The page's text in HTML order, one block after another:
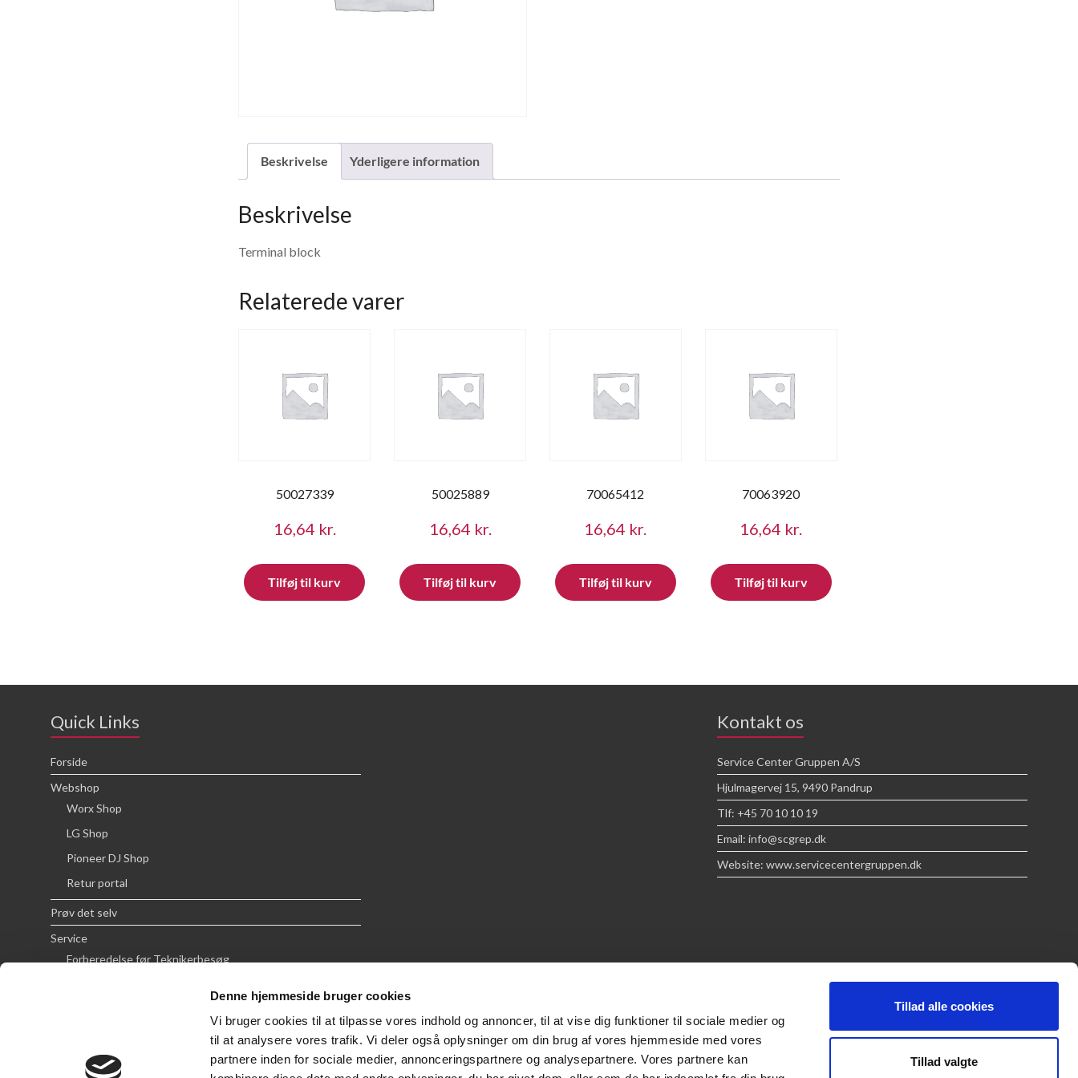
Denne hjemmeside bruger cookies
Vi bruger cookies til at tilpasse vores indhold og annoncer, til at vise dig funktioner til sociale medier og
til at analysere vores trafik. Vi deler også oplysninger om din brug af vores hjemmeside med vores
partnere inden for sociale medier, annonceringspartnere og analysepartnere. Vores partnere kan
Tillad alle cookies
Tillad valgte
Beskrivelse Yderligere information
Beskrivelse
Terminal block
Relaterede varer
50027339
16,64 kr.
Tilføj til kurv
50025889
16,64 kr.
Tilføj til kurv
70065412
16,64 kr.
Tilføj til kurv
70063920
16,64 kr.
Tilføj til kurv
Quick Links
Forside
Webshop
Worx Shop
LG Shop
Pioneer DJ Shop
Retur portal
Prøv det selv
Service
Forberedelse før Teknikerbesøg
Handelsbetingelser
Kontakt os
Service Center Gruppen A/S
Hjulmagervej 15, 9490 Pandrup
Tlf: +45 70 10 10 19
Email: info@scgrep.dk
Website: www.servicecentergruppen.dk